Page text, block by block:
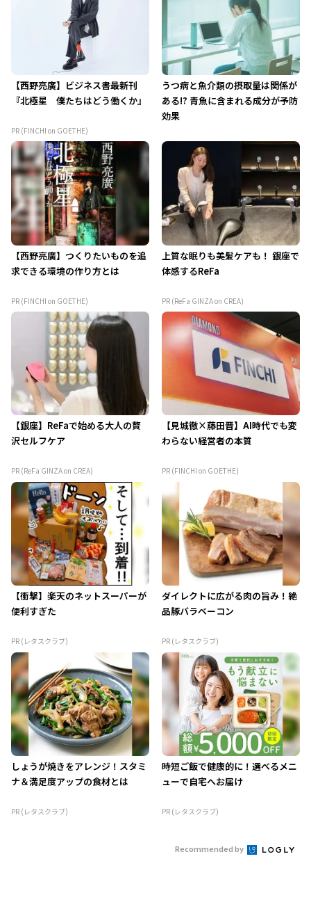
【西野亮廣】ビジネス書最新刊
『北極星 僕たちはどう働くか』
PR (FINCHI on GOETHE)
うつ病と魚介類の摂取量は関係が
ある!? 青魚に含まれる成分が予防
効果
【西野亮廣】つくりたいものを追
求できる環境の作り方とは
PR (FINCHI on GOETHE)
上質な眠りも美髪ケアも！ 銀座で
体感するReFa
PR (ReFa GINZA on CREA)
【銀座】ReFaで始める大人の贅
沢セルフケア
PR (ReFa GINZA on CREA)
【見城徹×藤田晋】AI時代でも変
わらない経営者の本質
PR (FINCHI on GOETHE)
【衝撃】楽天のネットスーパーが
便利すぎた
PR (レタスクラブ)
ダイレクトに広がる肉の旨み！絶
品豚バラベーコン
PR (レタスクラブ)
しょうが焼きをアレンジ！スタミ
ナ＆満足度アップの食材とは
PR (レタスクラブ)
時短ご飯で健康的に！選べるメニ
ューで自宅へお届け
PR (レタスクラブ)
Recommended by